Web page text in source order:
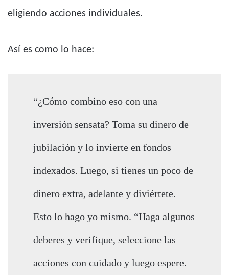
eligiendo acciones individuales.
Así es como lo hace:
“¿Cómo combino eso con una
inversión sensata? Toma su dinero de
jubilación y lo invierte en fondos
indexados. Luego, si tienes un poco de
dinero extra, adelante y diviértete.
Esto lo hago yo mismo. “Haga algunos
deberes y verifique, seleccione las
acciones con cuidado y luego espere.